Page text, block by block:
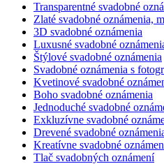
Transparentné svadobné
Zlaté svadobné oznámenia,
3D svadobné oznámenia
Luxusné svadobné
Štýlové svadobné oznámenia
Svadobné oznámenia s
Kvetinové svadobné
Boho svadobné oznámenia
Jednoduché svadobné
Exkluzívne svadobné
Drevené svadobné
Kreatívne svadobné
Tlač svadobných oznámení